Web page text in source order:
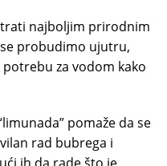
najboljim prirodnim
probudimo ujutru,
za vodom kako
pomaže da se
rad bubrega i